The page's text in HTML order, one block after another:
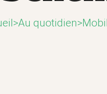
>Au quotidien>